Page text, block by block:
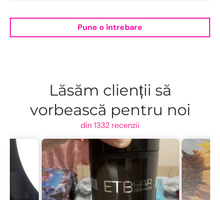
Pune o întrebare
Lăsăm clienții să
vorbească pentru noi
din 1332 recenzii